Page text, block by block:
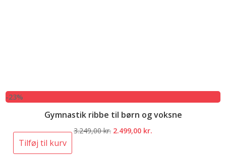
-23%
Gymnastik ribbe til børn og voksne
3.249,00kr. Den
2.499,00 kr.
Tilføj til kurv